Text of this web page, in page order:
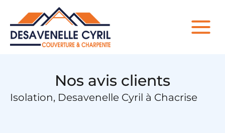
Isolation, Desavenelle Cyril à Chacrise
Nos avis clients